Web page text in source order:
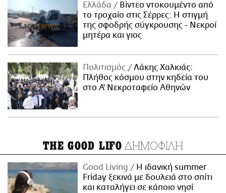
Ελλάδα
Βίντεο ντοκουμέντο από
το τροχαίο στις Σέρρες: Η στιγμή
της σφοδρής σύγκρουσης - Νεκροί
μητέρα και γιος
Πολιτισμός
Λάκης Χαλκιάς:
Πλήθος κόσμου στην κηδεία του
στο Α' Νεκροταφείο Αθηνών
THE GOOD LIFO ΔΗΜΟΦΙΛΗ
Good Living
Η ιδανική summer
Friday ξεκινά με δουλειά στο σπίτι
και καταλήγει σε κάποιο νησί